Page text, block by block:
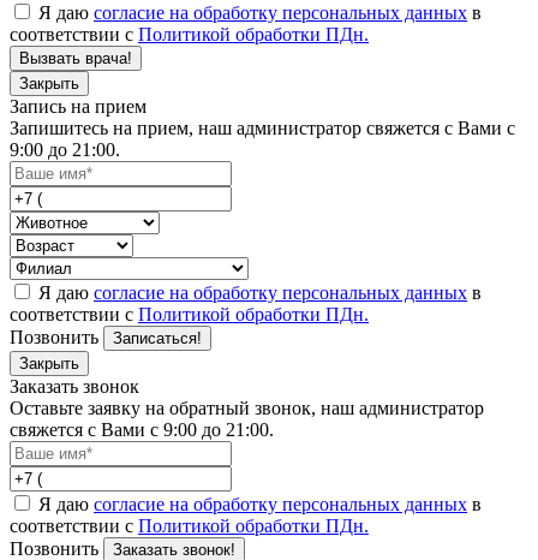
Я даю согласие на обработку персональных данных в
соответствии с Политикой обработки ПДн.
Вызвать врача!
Закрыть
Запись на прием
Запишитесь на прием, наш администратор свяжется с Вами с
9:00 до 21:00.
Я даю согласие на обработку персональных данных в
соответствии с Политикой обработки ПДн.
Позвонить
Записаться!
Закрыть
Заказать звонок
Оставьте заявку на обратный звонок, наш администратор
свяжется с Вами с 9:00 до 21:00.
Я даю согласие на обработку персональных данных в
соответствии с Политикой обработки ПДн.
Позвонить
Заказать звонок!